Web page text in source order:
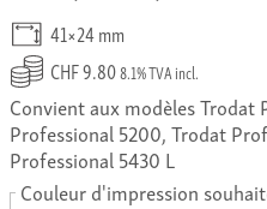
41×24 mm
CHF 9.808.1% TVA incl.
Convient aux modèles Trodat
Professional 5200, Trodat
Professional 5430 L
Couleur d'impression